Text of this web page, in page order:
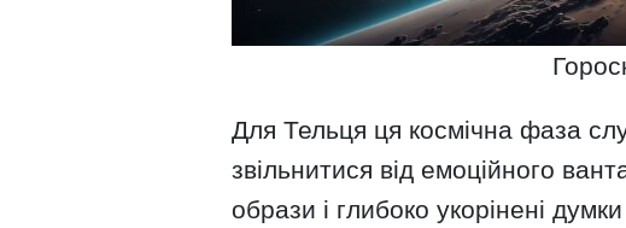
Для Тельця ця космічна фаза
звільнитися від емоційного
образи і глибоко укорінені